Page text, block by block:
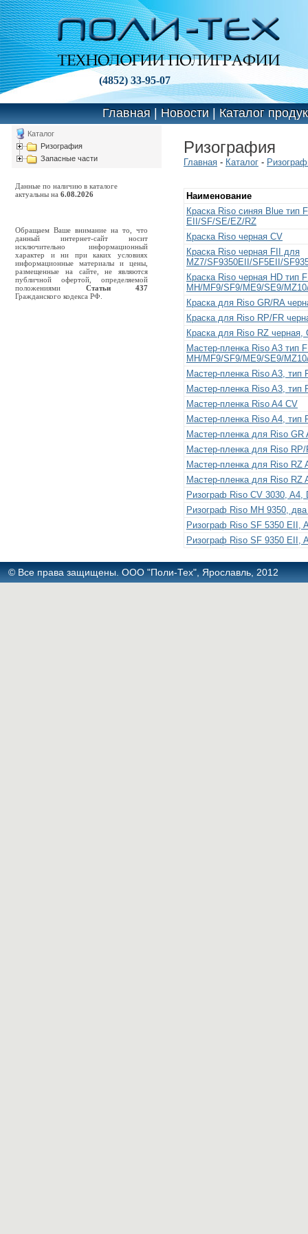
(4852) 33-95-07
Главная|Новости|Каталог
Каталог
Ризография
Запасные части
Данные по наличию в каталоге
актуальны на 6.08.2026
Обращаем Ваше внимание на то, что
данный интернет-сайт носит
исключительно информационный
характер и ни при каких условиях
информационные материалы и цены,
размещенные на сайте, не являются
публичной офертой, определяемой
положениями Статьи 437
Гражданского кодекса РФ.
Ризография
Главная - Каталог -
Наименование
Краска Riso синяя Blue тип
EII/SF/SE/EZ/RZ
Краска Riso черная CV
Краска Riso черная FII для
MZ7/SF9350EII/SF5EII/
Краска Riso черная HD тип
MH/MF9/SF9/ME9/SE9/
Краска для Riso GR/RA
Краска для Riso RP/FR
Краска для Riso RZ черная,
Мастер-пленка Riso A3 тип
MH/MF9/SF9/ME9/SE9/
Мастер-пленка Riso A3,
Мастер-пленка Riso A3,
Мастер-пленка Riso A4 CV
Мастер-пленка Riso A4,
Мастер-пленка для Riso GR
Мастер-пленка для Riso RP/
Мастер-пленка для Riso RZ
Мастер-пленка для Riso RZ
Ризограф Riso CV 3030, A4,
Ризограф Riso MH 9350,
Ризограф Riso SF 5350 EII,
Ризограф Riso SF 9350 EII,
© Все права защищены. ООО "Поли-Тех", Ярославль, 2012